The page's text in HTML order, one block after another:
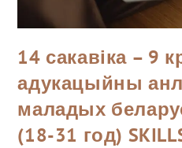
14 сакавіка – 9
адукацыйны
маладых
(18-31 год)